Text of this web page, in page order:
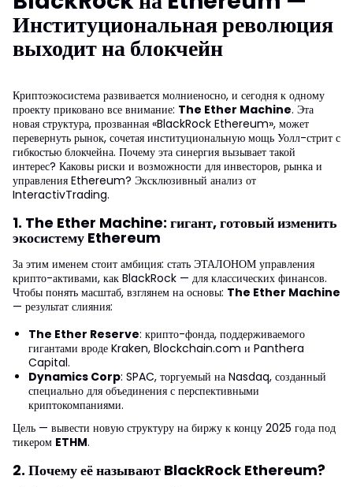
Институциональная революция
выходит на блокчейн
Криптоэкосистема развивается молниеносно, и сегодня к одному
проекту приковано все внимание: The Ether Machine. Эта
новая структура, прозванная «BlackRock Ethereum», может
перевернуть рынок, сочетая институциональную мощь Уолл-стрит с
гибкостью блокчейна. Почему эта синергия вызывает такой
интерес? Каковы риски и возможности для инвесторов, рынка и
управления Ethereum? Эксклюзивный анализ от
InteractivTrading.
1. The Ether Machine: гигант, готовый изменить
экосистему Ethereum
За этим именем стоит амбиция: стать ЭТАЛОНОМ управления
крипто-активами, как BlackRock — для классических финансов.
Чтобы понять масштаб, взглянем на основы: The Ether Machine
— результат слияния:
The Ether Reserve: крипто-фонда, поддерживаемого
гигантами вроде Kraken, Blockchain.com и Panthera
Capital.
Dynamics Corp: SPAC, торгуемый на Nasdaq, созданный
специально для объединения с перспективными
криптокомпаниями.
Цель — вывести новую структуру на биржу к концу 2025 года под
тикером ETHM.
2. Почему её называют BlackRock Ethereum?